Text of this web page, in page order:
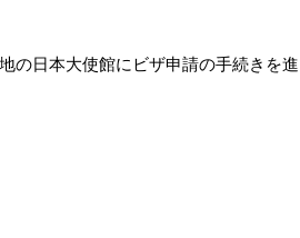
の日本大使館にビザ申請の手続きを進